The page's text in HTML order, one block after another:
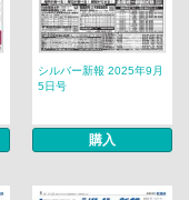
シルバー新報 2025年9月
5日号
購入